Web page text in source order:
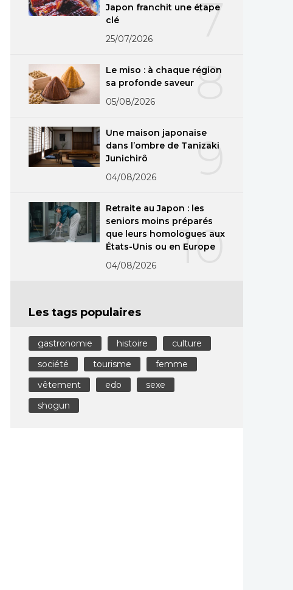
7
Japon franchit une étape
clé
25/07/2026
8
Le miso : à chaque région
sa profonde saveur
05/08/2026
9
Une maison japonaise
dans l’ombre de Tanizaki
Junichirô
04/08/2026
10
Retraite au Japon : les
seniors moins préparés
que leurs homologues aux
États-Unis ou en Europe
04/08/2026
Les tags populaires
gastronomie histoire
culture
société
tourisme
femme
vêtement
edo
sexe
shogun